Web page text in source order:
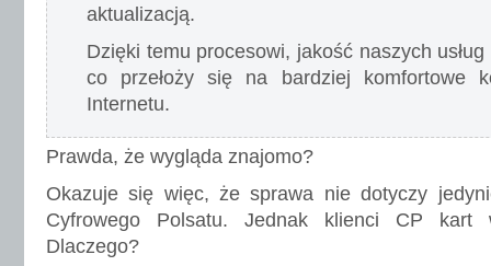
aktualizacją.
Dzięki temu procesowi, jakość naszych
co przełoży się na bardziej komfortowe
Internetu.
Prawda, że wygląda znajomo?
Okazuje się więc, że sprawa nie dotyczy
Cyfrowego Polsatu. Jednak klienci CP kart
Dlaczego?